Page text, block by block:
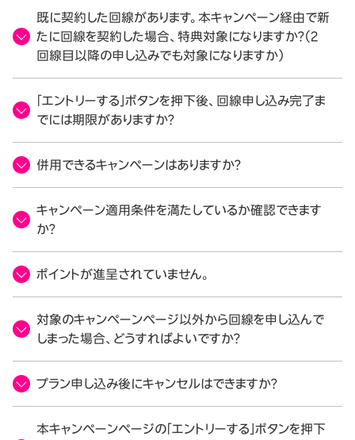
既に契約した回線があります。本キャンペーン経由で新
たに回線を契約した場合、特典対象になりますか？（2
回線目以降の申し込みでも対象になりますか）
「エントリーする」ボタンを押下後、回線申し込み完了ま
でには期限がありますか？
併用できるキャンペーンはありますか？
キャンペーン適用条件を満たしているか確認できます
か？
ポイントが進呈されていません。
対象のキャンペーンページ以外から回線を申し込んで
しまった場合、どうすればよいですか？
プラン申し込み後にキャンセルはできますか？
本キャンペーンページの「エントリーする」ボタンを押下